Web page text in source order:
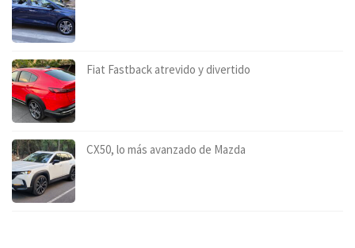
Fiat Fastback atrevido y divertido
CX50, lo más avanzado de Mazda